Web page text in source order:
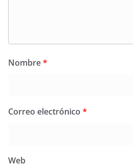
Nombre*
Correo electrónico *
Web